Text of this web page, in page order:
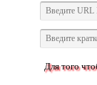
Для того